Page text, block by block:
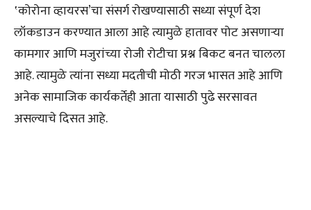
‛कोरोना व्हायरस’चा संसर्ग रोखण्यासाठी सध्या संपूर्ण देश
लॉकडाउन करण्यात आला आहे त्यामुळे हातावर पोट असणाऱ्या
कामगार आणि मजुरांच्या रोजी रोटीचा प्रश्न बिकट बनत चालला
आहे. त्यामुळे त्यांना सध्या मदतीची मोठी गरज भासत आहे आणि
अनेक सामाजिक कार्यकर्तेही आता यासाठी पुढे सरसावत
असल्याचे दिसत आहे.